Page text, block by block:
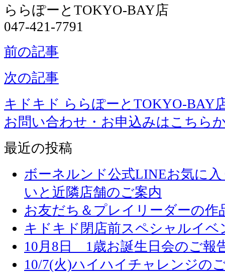
ららぽーとTOKYO-BAY店
047-421-7791
前の記事
次の記事
キドキド ららぽーとTOKYO-BAY
お問い合わせ・お申込みはこちら
最近の投稿
ボーネルンド公式LINEお気に
いと近隣店舗のご案内
お友だち＆プレイリーダーの作
キドキド閉店前スペシャルイベ
10月8日 1歳お誕生日会のご報
10/7(火)ハイハイチャレンジの